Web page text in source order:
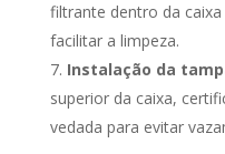
filtrante dentro da
facilitar a limpeza.
Instalação da
superior da caixa,
vedada para evitar